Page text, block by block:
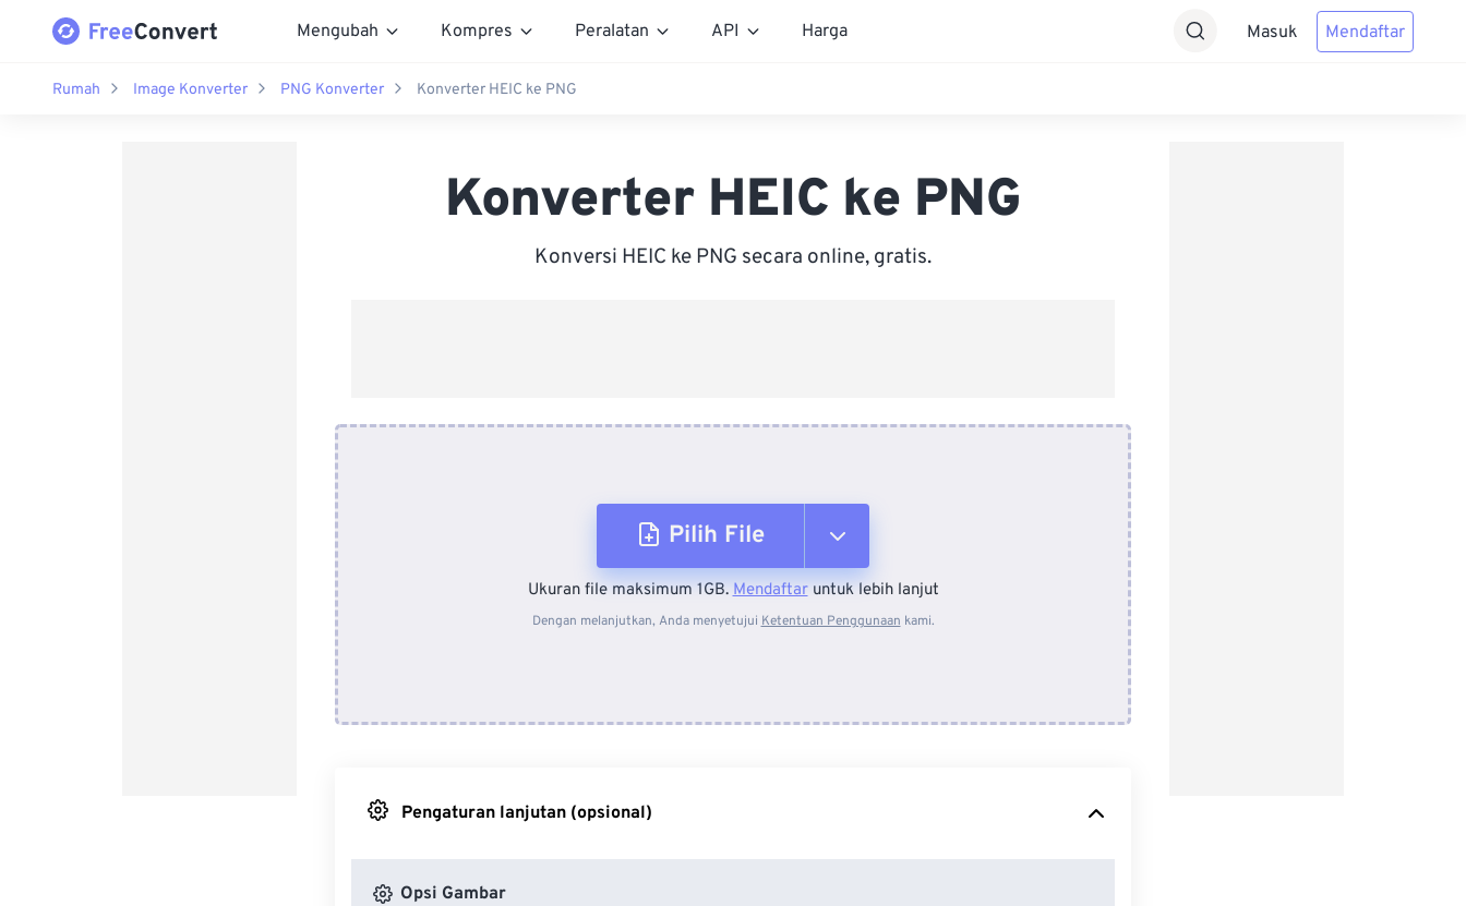
Mengubah Kompres Peralatan API Harga Masuk Mendaftar
Rumah Image Konverter PNG Konverter Konverter HEIC ke PNG
Konverter HEIC ke PNG
Konversi HEIC ke PNG secara online, gratis.
Pilih File
Dari Perangkat
Ukuran file maksimum 1GB.Mendaftaruntuk lebih lanjut
Dengan melanjutkan, Anda menyetujui Ketentuan Penggunaan kami.
Pengaturan lanjutan (opsional)
Opsi Gambar